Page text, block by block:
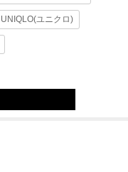
UNIQLO(ユニクロ)